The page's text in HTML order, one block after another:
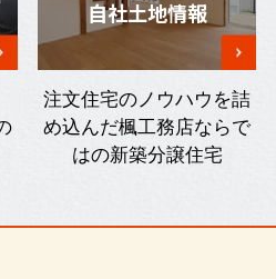
自社土地情報
注文住宅のノウハウを詰
め込んだ楓工務店ならで
はの新築分譲住宅